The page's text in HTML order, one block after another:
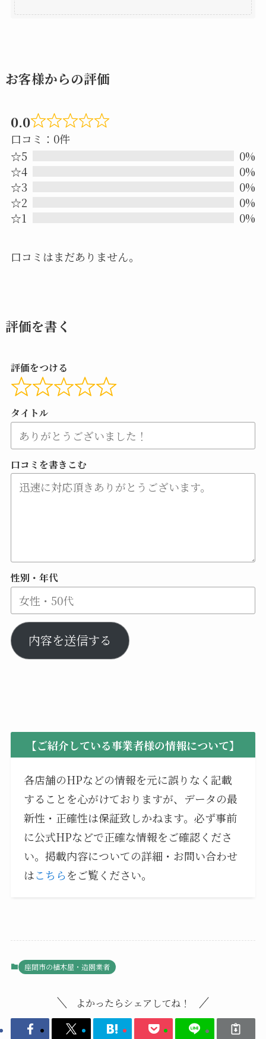
お客様からの評価
0.0
Rated
口コミ：0件
☆5
0%
☆4
0%
☆3
0%
☆2
0%
☆1
0%
口コミはまだありません。
評価を書く
評価をつける
タイトル
口コミを書きこむ
性別・年代
内容を送信する
【ご紹介している事業者様の情報について】
各店舗のHPなどの情報を元に誤りなく記載
することを心がけておりますが、データの最
新性・正確性は保証致しかねます。必ず事前
に公式HPなどで正確な情報をご確認くださ
い。掲載内容についての詳細・お問い合わせ
はこちらをご覧ください。
座間市の植木屋・造園業者
よかったらシェアしてね！